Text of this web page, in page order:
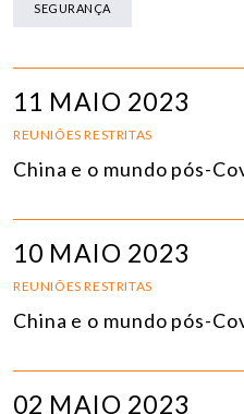
SEGURANÇA
11 MAIO 2023
REUNIÕES RESTRITAS
China e o mundo pós-
10 MAIO 2023
REUNIÕES RESTRITAS
China e o mundo pós-
02 MAIO 2023